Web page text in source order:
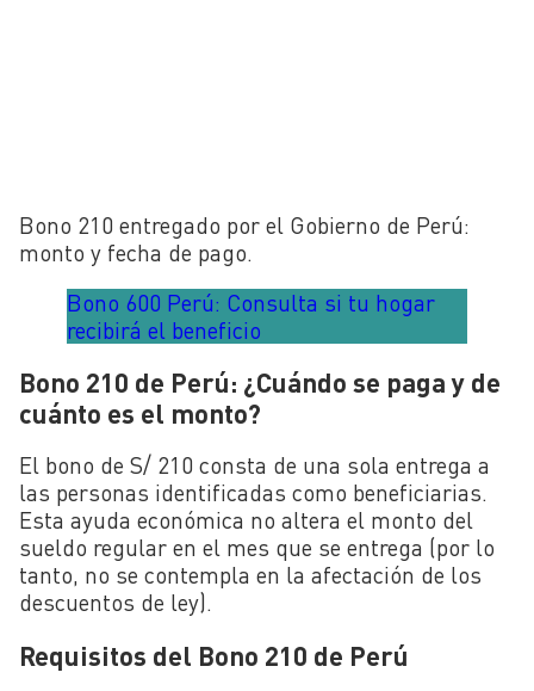
Bono 210 entregado por el Gobierno de Perú:
monto y fecha de pago.
Bono 600 Perú: Consulta si tu hogar
recibirá el beneficio
Bono 210 de Perú: ¿Cuándo se paga y de
cuánto es el monto?
El bono de S/ 210 consta de una sola entrega a
las personas identificadas como beneficiarias.
Esta ayuda económica no altera el monto del
sueldo regular en el mes que se entrega (por lo
tanto, no se contempla en la afectación de los
descuentos de ley).
Requisitos del Bono 210 de Perú